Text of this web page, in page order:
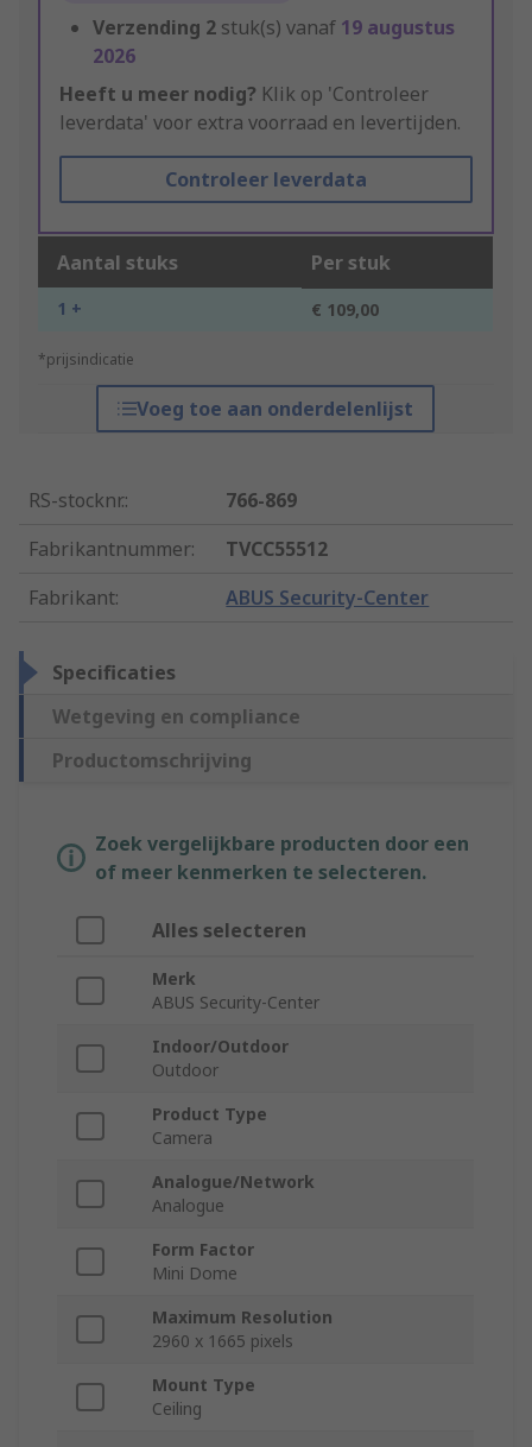
Verzending 2 stuk(s) vanaf 19 augustus
2026
Heeft u meer nodig? Klik op 'Controleer
leverdata' voor extra voorraad en levertijden.
Controleer leverdata
Aantal stuks Per stuk
1 + € 109,00
*prijsindicatie
Voeg toe aan onderdelenlijst
RS-stocknr.:
766-869
Fabrikantnummer:
TVCC55512
Fabrikant: ABUS Security-Center
Specificaties
Wetgeving en compliance
Productomschrijving
Zoek vergelijkbare producten door een
of meer kenmerken te selecteren.
Alles selecteren
Merk
ABUS Security-Center
Indoor/Outdoor
Outdoor
Product Type
Camera
Analogue/Network
Analogue
Form Factor
Mini Dome
Maximum Resolution
2960 x 1665 pixels
Mount Type
Ceiling